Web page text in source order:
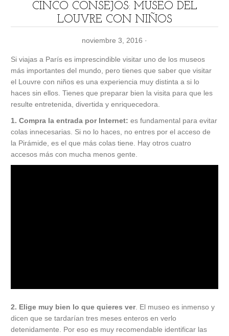
CINCO CONSEJOS: MUSEO DEL
LOUVRE CON NIÑOS
noviembre 3, 2016 ·
Si viajas a París es imprescindible visitar uno de los museos
más importantes del mundo, pero tienes que saber que visitar
el Louvre con niños es una experiencia muy distinta a si lo
haces sin ellos. Tienes que preparar bien la visita para que les
resulte entretenida, divertida y enriquecedora.
1. Compra la entrada por Internet: es fundamental para evitar
colas innecesarias. Si no lo haces, no entres por el acceso de
la Pirámide, es el que más colas tiene. Hay otros cuatro
accesos más con mucha menos gente.
2. Elige muy bien lo que quieres ver. El museo es inmenso y
dicen que se tardarían tres meses enteros en verlo
detenidamente. Por eso es muy recomendable identificar las